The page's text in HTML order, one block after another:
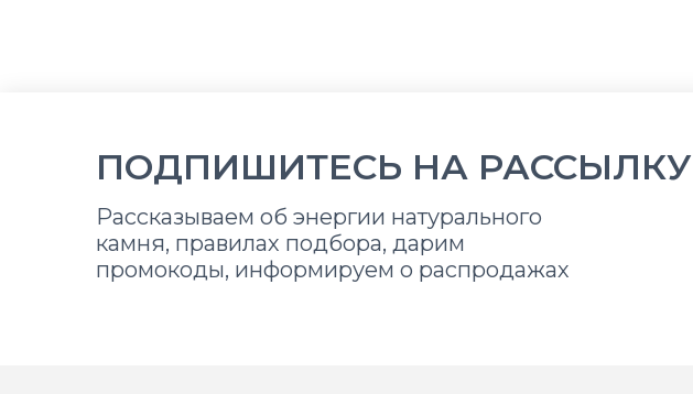
ПОДПИШИТЕСЬ НА РАССЫЛКУ
Рассказываем об энергии натурального
камня, правилах подбора, дарим
промокоды, информируем о распродажах